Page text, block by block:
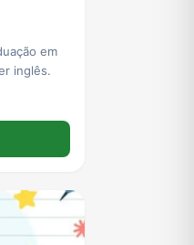
em
inglês.